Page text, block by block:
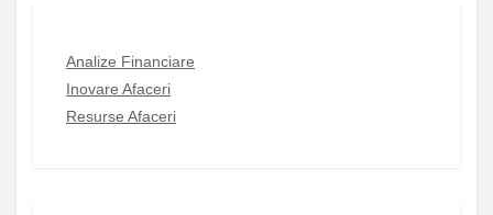
Analize Financiare
Inovare Afaceri
Resurse Afaceri